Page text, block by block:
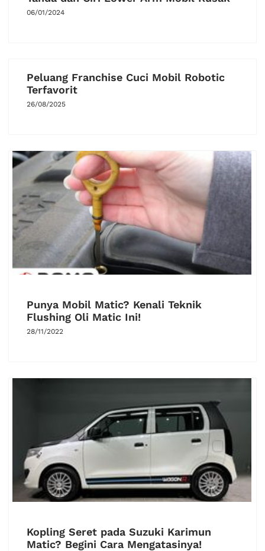
06/01/2024
Peluang Franchise Cuci Mobil Robotic
Terfavorit
26/08/2025
Punya Mobil Matic? Kenali Teknik
Flushing Oli Matic Ini!
28/11/2022
Kopling Seret pada Suzuki Karimun
Matic? Begini Cara Mengatasinya!